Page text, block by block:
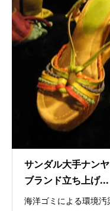
サンダル大手ナン
ブランド立ち上げ...
海洋ゴミによる環境